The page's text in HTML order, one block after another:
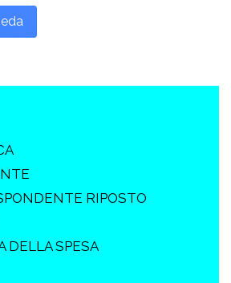
RIPOSTO
DELLA SPESA